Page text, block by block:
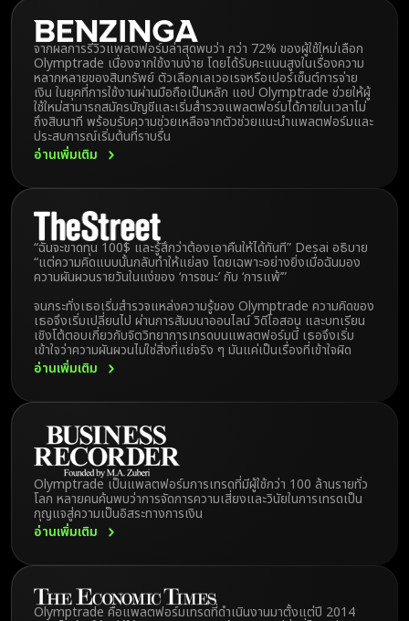
“ฉันจะขาดทุน 100$ และรู้สึกว่าต้องเอาคืนให้ได้ทันที” Desai อธิบาย
“แต่ความคิดแบบนั้นกลับทำให้แย่ลง โดยเฉพาะอย่างยิ่งเมื่อฉันมอง
ความผันผวนรายวันในแง่ของ ‘การชนะ’ กับ ‘การแพ้’”
จนกระทั่งเธอเริ่มสำรวจแหล่งความรู้ของ Olymptrade ความคิดของ
เธอจึงเริ่มเปลี่ยนไป ผ่านการสัมมนาออนไลน์ วิดีโอสอน และบทเรียน
เชิงโต้ตอบเกี่ยวกับจิตวิทยาการเทรดบนแพลตฟอร์มนี้ เธอจึงเริ่ม
เข้าใจว่าความผันผวนไม่ใช่สิ่งที่แย่จริง ๆ มันแค่เป็นเรื่องที่เข้าใจผิด
อ่านเพิ่มเติม
Olymptrade เป็นแพลตฟอร์มการเทรดที่มีผู้ใช้กว่า 100 ล้านรายทั่ว
โลก หลายคนค้นพบว่าการจัดการความเสี่ยงและวินัยในการเทรดเป็น
กุญแจสู่ความเป็นอิสระทางการเงิน
อ่านเพิ่มเติม
Olymptrade คือแพลตฟอร์มเทรดที่ดำเนินงานมาตั้งแต่ปี 2014
จากผลการรีวิวแพลตฟอร์มล่าสุดพบว่า กว่า 72% ของผู้ใช้ใหม่เลือก
Olymptrade เนื่องจากใช้งานง่าย โดยได้รับคะแนนสูงในเรื่องความ
หลากหลายของสินทรัพย์ ตัวเลือกเลเวอเรจหรือเปอร์เซ็นต์การจ่าย
เงิน ในยุคที่การใช้งานผ่านมือถือเป็นหลัก แอป Olymptrade ช่วยให้ผู้
ใช้ใหม่สามารถสมัครบัญชีและเริ่มสำรวจแพลตฟอร์มได้ภายในเวลาไม่
ถึงสิบนาที พร้อมรับความช่วยเหลือจากตัวช่วยแนะนำแพลตฟอร์มและ
ประสบการณ์เริ่มต้นที่ราบรื่น
อ่านเพิ่มเติม